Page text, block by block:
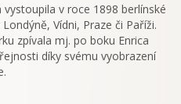
v roce 1898 berlínské
Vídni, Praze či Paříži.
zpívala mj. po boku Enrica
díky svému vyobrazení